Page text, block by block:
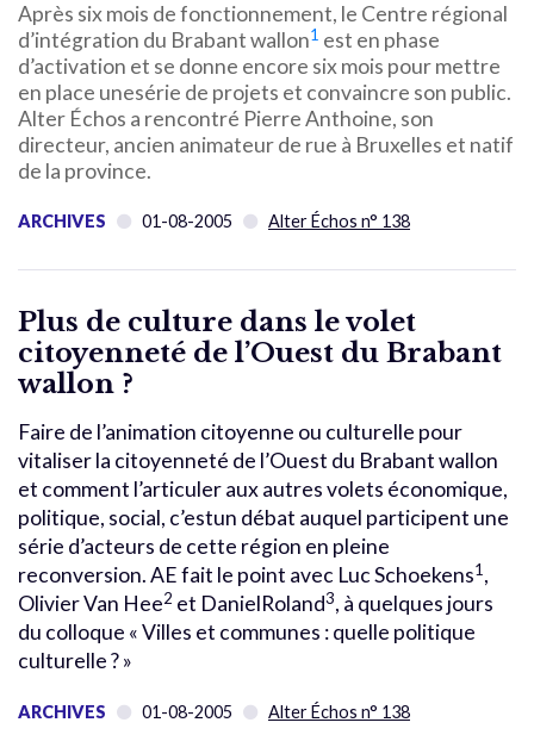
Après six mois de fonctionnement, le Centre régional
d’intégration du Brabant wallon1 est en phase
d’activation et se donne encore six mois pour mettre
en place unesérie de projets et convaincre son public.
Alter Échos a rencontré Pierre Anthoine, son
directeur, ancien animateur de rue à Bruxelles et natif
de la province.
ARCHIVES 01-08-2005 Alter Échos n° 138
Plus de culture dans le volet
citoyenneté de l’Ouest du Brabant
wallon ?
Faire de l’animation citoyenne ou culturelle pour
vitaliser la citoyenneté de l’Ouest du Brabant wallon
et comment l’articuler aux autres volets économique,
politique, social, c’estun débat auquel participent une
série d’acteurs de cette région en pleine
reconversion. AE fait le point avec Luc Schoekens1 ,
Olivier Van Hee2 et DanielRoland3, à quelques jours
du colloque « Villes et communes : quelle politique
culturelle ? »
ARCHIVES 01-08-2005 Alter Échos n° 138